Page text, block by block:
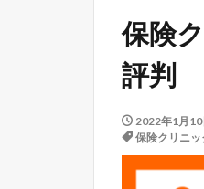
保険
評判
2022年1月10
保険クリニッ